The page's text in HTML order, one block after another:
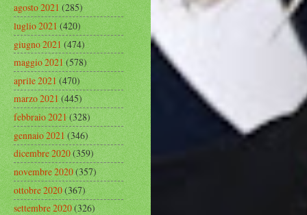
agosto 2021(285)
luglio 2021(420)
giugno 2021(474)
maggio 2021(578)
aprile 2021(470)
marzo 2021(445)
febbraio 2021(328)
gennaio 2021(346)
dicembre 2020(359)
novembre 2020(357)
ottobre 2020(367)
settembre 2020(326)